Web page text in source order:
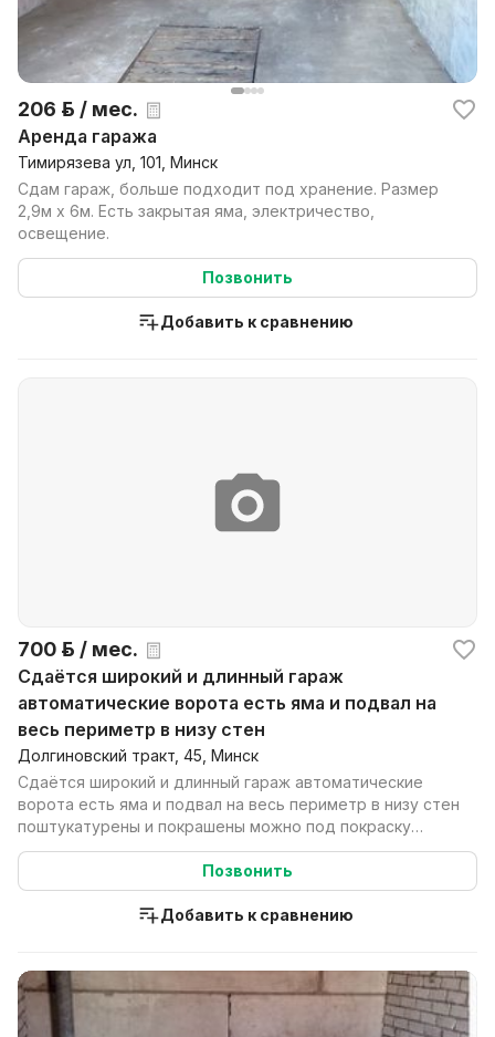
206 р. / мес.
Аренда гаража
Тимирязева ул, 101, Минск
Сдам гараж, больше подходит под хранение. Размер
2,9м х 6м. Есть закрытая яма, электричество,
освещение.
Позвонить
Добавить к сравнению
700 р. / мес.
Сдаётся широкий и длинный гараж
автоматические ворота есть яма и подвал на
весь периметр в низу стен
Долгиновский тракт, 45, Минск
Сдаётся широкий и длинный гараж автоматические
ворота есть яма и подвал на весь периметр в низу стен
поштукатурены и покрашены можно под покраску
ремо...
Позвонить
Добавить к сравнению